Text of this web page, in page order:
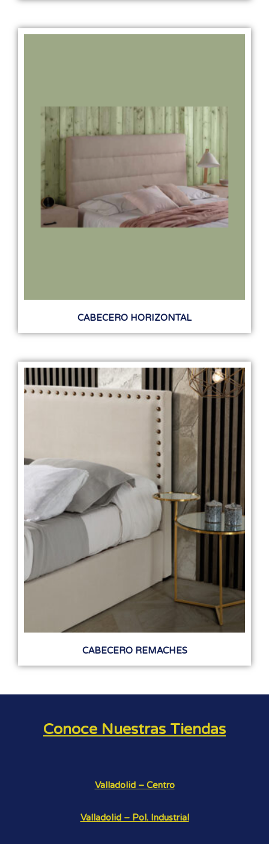
CABECERO HORIZONTAL
CABECERO REMACHES
Conoce Nuestras Tiendas
Valladolid – Centro
Valladolid – Pol. Industrial